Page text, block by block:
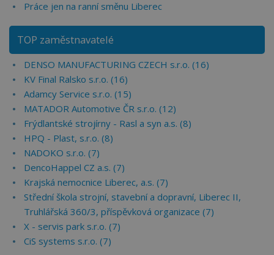
Práce jen na ranní směnu Liberec
TOP zaměstnavatelé
DENSO MANUFACTURING CZECH s.r.o. (16)
KV Final Ralsko s.r.o. (16)
Adamcy Service s.r.o. (15)
MATADOR Automotive ČR s.r.o. (12)
Frýdlantské strojírny - Rasl a syn a.s. (8)
HPQ - Plast, s.r.o. (8)
NADOKO s.r.o. (7)
DencoHappel CZ a.s. (7)
Krajská nemocnice Liberec, a.s. (7)
Střední škola strojní, stavební a dopravní, Liberec II,
Truhlářská 360/3, příspěvková organizace (7)
X - servis park s.r.o. (7)
CiS systems s.r.o. (7)